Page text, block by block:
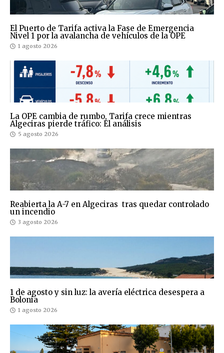
El Puerto de Tarifa activa la Fase de Emergencia
Nivel 1 por la avalancha de vehículos de la OPE
1 agosto 2026
La OPE cambia de rumbo, Tarifa crece mientras
Algeciras pierde tráfico: El análisis
5 agosto 2026
Reabierta la A-7 en Algeciras tras quedar controlado
un incendio
3 agosto 2026
1 de agosto y sin luz: la avería eléctrica desespera a
Bolonia
1 agosto 2026